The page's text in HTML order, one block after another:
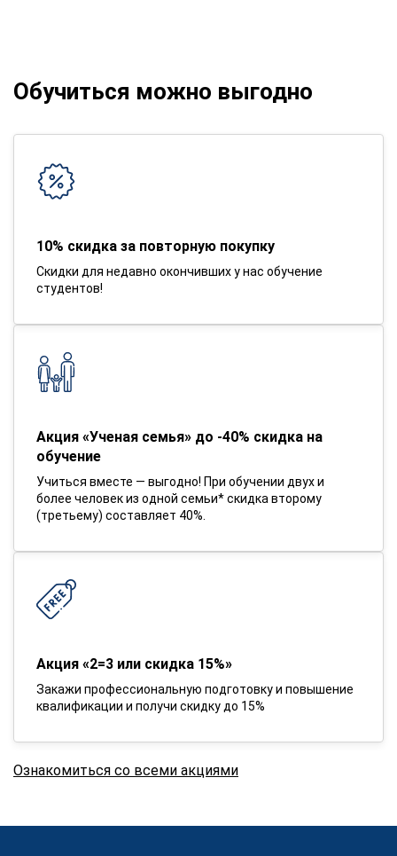
Обучиться можно выгодно
10% скидка за повторную покупку
Скидки для недавно окончивших у нас обучение
студентов!
Акция «Ученая семья» до -40% скидка на
обучение
Учиться вместе — выгодно! При обучении двух и
более человек из одной семьи* скидка второму
(третьему) составляет 40%.
Акция «2=3 или скидка 15%»
Закажи профессиональную подготовку и повышение
квалификации и получи скидку до 15%
Ознакомиться со всеми акциями